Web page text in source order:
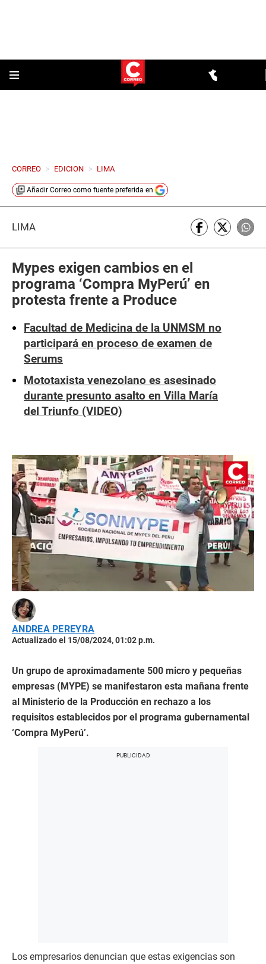
CORREO > EDICION > LIMA
Añadir Correo como fuente preferida en
LIMA
Mypes exigen cambios en el
programa ‘Compra MyPerú’ en
protesta frente a Produce
Facultad de Medicina de la UNMSM no
participará en proceso de examen de
Serums
Mototaxista venezolano es asesinado
durante presunto asalto en Villa María
del Triunfo (VIDEO)
ANDREA PEREYRA
Actualizado el 15/08/2024, 01:02 p.m.
Un grupo de aproximadamente 500 micro y pequeñas
empresas (MYPE) se manifestaron esta mañana frente
al Ministerio de la Producción en rechazo a los
requisitos establecidos por el programa gubernamental
‘Compra MyPerú’.
Los empresarios denuncian que estas exigencias son